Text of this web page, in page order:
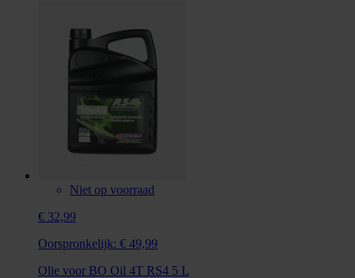
Niet op voorraad
€ 32,99
Oorspronkelijk: € 49,99
Olie voor BO Oil 4T RS4 5 L